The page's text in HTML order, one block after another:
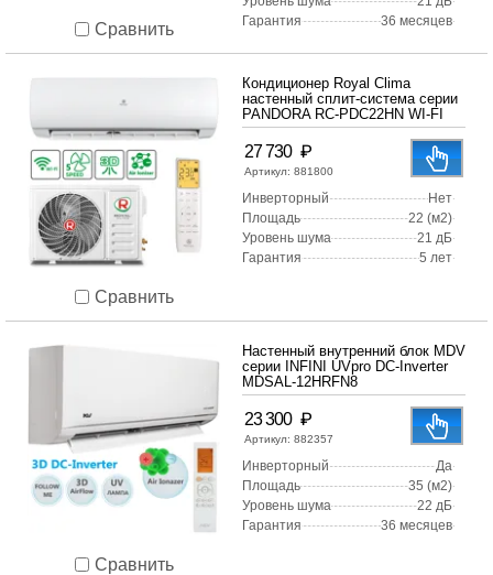
Сравнить
Гарантия
36 месяцев
Сравнить
Кондиционер Royal Clima
настенный сплит-система серии
PANDORA RC-PDC22HN WI-FI
27 730 ₽
Артикул: 881800
Инверторный
Нет
Площадь
22 (м2)
Уровень шума
21 дБ
Гарантия
5 лет
Сравнить
Настенный внутренний блок MDV
серии INFINI UVpro DC-Inverter
MDSAL-12HRFN8
23 300 ₽
Артикул: 882357
Инверторный
Да
Площадь
35 (м2)
Уровень шума
22 дБ
Гарантия
36 месяцев